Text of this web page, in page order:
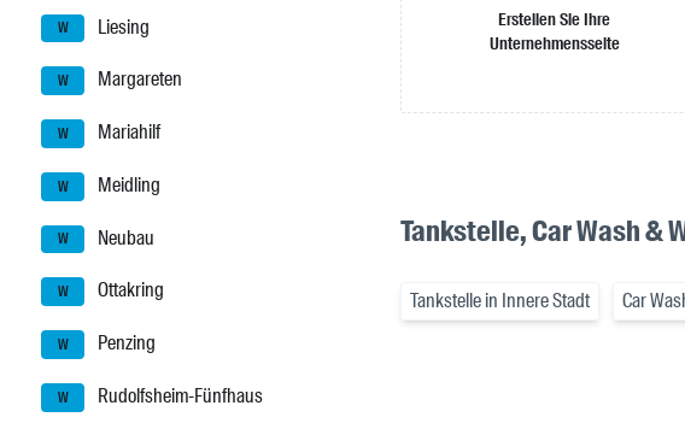
W Liesing
W Margareten
W Mariahilf
W Meidling
W Neubau
W Ottakring
W Penzing
W Rudolfsheim-Fünfhaus
Erstellen Sie Ihre
Unternehmensseite
Tankstelle, Car Wash &
Tankstelle in Innere Stadt Car